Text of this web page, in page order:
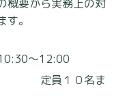
概要から実務上の対
す。
～12:00
定員１０名ま